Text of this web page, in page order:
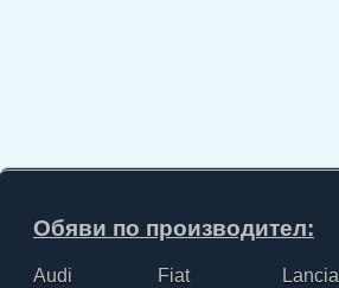
Обяви по производител:
Audi
Fiat
Lancia